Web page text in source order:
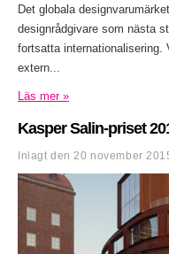
Det globala
designrådgivare som nästa
fortsatta internationalisering.
extern...
Läs mer »
Kasper Salin-priset
Inlagt den 20 november